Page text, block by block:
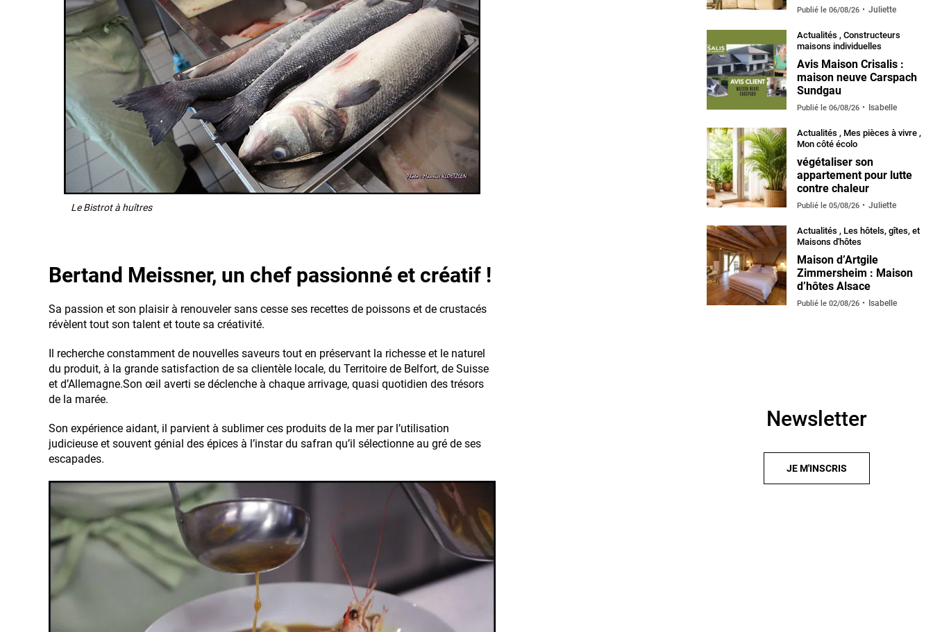
Le Bistrot à huîtres
Bertand Meissner, un chef passionné et créatif !
Sa passion et son plaisir à renouveler sans cesse ses recettes de poissons et de crustacés
révèlent tout son talent et toute sa créativité.
Il recherche constamment de nouvelles saveurs tout en préservant la richesse et le naturel
du produit, à la grande satisfaction de sa clientèle locale, du Territoire de Belfort, de Suisse
et d’Allemagne.Son œil averti se déclenche à chaque arrivage, quasi quotidien des trésors
de la marée.
Son expérience aidant, il parvient à sublimer ces produits de la mer par l’utilisation
judicieuse et souvent génial des épices à l’instar du safran qu’il sélectionne au gré de ses
escapades.
Publié le 06/08/26 Juliette
Actualités , Constructeurs
maisons individuelles
Avis Maison Crisalis :
maison neuve Carspach
Sundgau
Publié le 06/08/26 Isabelle
Actualités , Mes pièces à vivre ,
Mon côté écolo
végétaliser son
appartement pour lutte
contre chaleur
Publié le 05/08/26 Juliette
Actualités , Les hôtels, gîtes, et
Maisons d'hôtes
Maison d’Artgile
Zimmersheim : Maison
d’hôtes Alsace
Publié le 02/08/26 Isabelle
Newsletter
JE M'INSCRIS